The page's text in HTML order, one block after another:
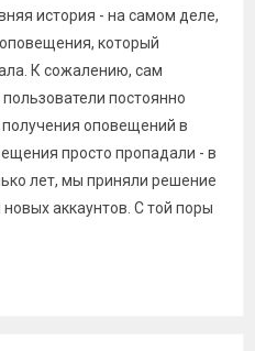
история - на самом деле,
который
К сожалению, сам
постоянно
оповещений в
просто пропадали - в
лет, мы приняли решение
аккаунтов. С той поры